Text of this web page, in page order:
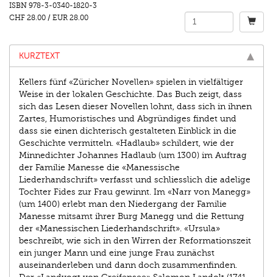
ISBN 978-3-0340-1820-3
CHF 28.00 / EUR 28.00
KURZTEXT
Kellers fünf «Züricher Novellen» spielen in vielfältiger
Weise in der lokalen Geschichte. Das Buch zeigt, dass
sich das Lesen dieser Novellen lohnt, dass sich in ihnen
Zartes, Humoristisches und Abgründiges findet und
dass sie einen dichterisch gestalteten Einblick in die
Geschichte vermitteln. «Hadlaub» schildert, wie der
Minnedichter Johannes Hadlaub (um 1300) im Auftrag
der Familie Manesse die «Manessische
Liederhandschrift» verfasst und schliesslich die adelige
Tochter Fides zur Frau gewinnt. Im «Narr von Manegg»
(um 1400) erlebt man den Niedergang der Familie
Manesse mitsamt ihrer Burg Manegg und die Rettung
der «Manessischen Liederhandschrift». «Ursula»
beschreibt, wie sich in den Wirren der Reformationszeit
ein junger Mann und eine junge Frau zunächst
auseinanderleben und dann doch zusammenfinden.